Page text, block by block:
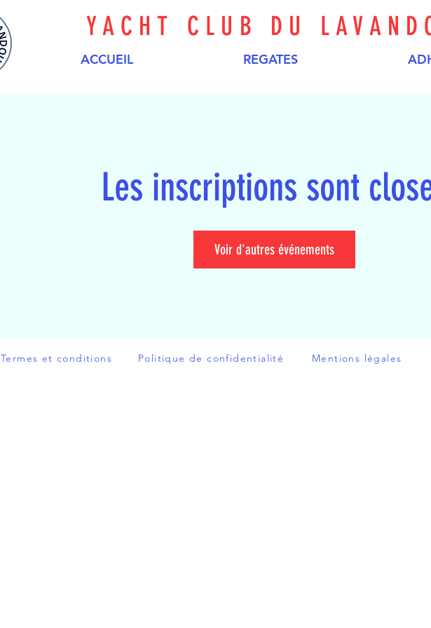
YACHT CLUB DU
ACCUEIL REGATES
Les inscriptions sont
Voir d'autres événements
Termes et conditions Politique de confidentialité Mentions légales